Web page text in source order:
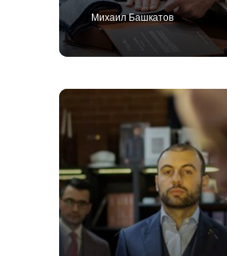
Михаил Башкатов